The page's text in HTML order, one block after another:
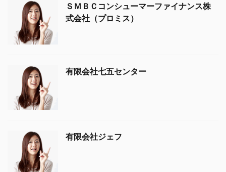
ＳＭＢＣコンシューマーファイナンス株
式会社（プロミス）
有限会社七五センター
有限会社ジェフ